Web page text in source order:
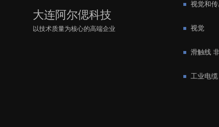
大连阿尔偲科技
以技术质量为核心的高端企业
视觉和
视觉
滑触线
工业电缆